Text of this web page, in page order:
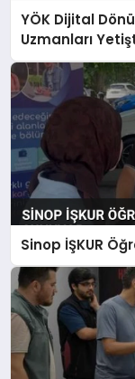
YÖK Dijital
Uzmanları
Sinop İŞKUR